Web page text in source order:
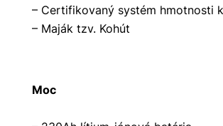
– Certifikovaný systém hmotnosti
– Maják tzv. Kohút
Moc